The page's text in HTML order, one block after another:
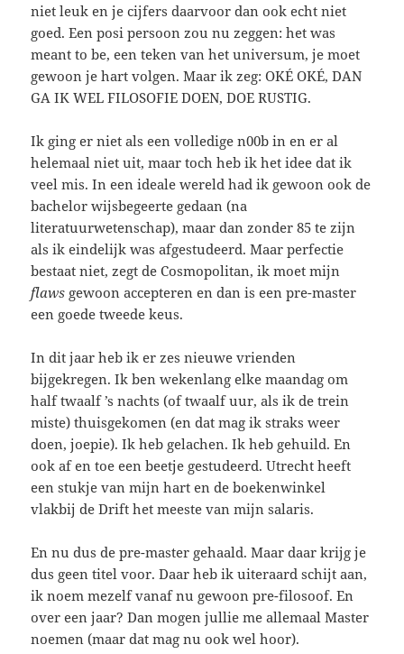
niet leuk en je cijfers daarvoor dan ook echt niet
goed. Een posi persoon zou nu zeggen: het was
meant to be, een teken van het universum, je moet
gewoon je hart volgen. Maar ik zeg: OKÉ OKÉ, DAN
GA IK WEL FILOSOFIE DOEN, DOE RUSTIG.
Ik ging er niet als een volledige n00b in en er al
helemaal niet uit, maar toch heb ik het idee dat ik
veel mis. In een ideale wereld had ik gewoon ook de
bachelor wijsbegeerte gedaan (na
literatuurwetenschap), maar dan zonder 85 te zijn
als ik eindelijk was afgestudeerd. Maar perfectie
bestaat niet, zegt de Cosmopolitan, ik moet mijn
flaws gewoon accepteren en dan is een pre-master
een goede tweede keus.
In dit jaar heb ik er zes nieuwe vrienden
bijgekregen. Ik ben wekenlang elke maandag om
half twaalf ’s nachts (of twaalf uur, als ik de trein
miste) thuisgekomen (en dat mag ik straks weer
doen, joepie). Ik heb gelachen. Ik heb gehuild. En
ook af en toe een beetje gestudeerd. Utrecht heeft
een stukje van mijn hart en de boekenwinkel
vlakbij de Drift het meeste van mijn salaris.
En nu dus de pre-master gehaald. Maar daar krijg je
dus geen titel voor. Daar heb ik uiteraard schijt aan,
ik noem mezelf vanaf nu gewoon pre-filosoof. En
over een jaar? Dan mogen jullie me allemaal Master
noemen (maar dat mag nu ook wel hoor).